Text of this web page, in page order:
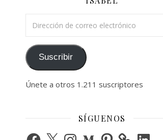
Suscribir
Únete a otros 1.211 suscriptores
SÍGUENOS
Facebook
X InstagramMediumPinterest LinkedIn